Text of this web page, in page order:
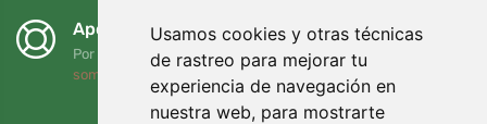
Usamos cookies y otras técnicas
de rastreo para mejorar tu
experiencia de navegación en
nuestra web, para mostrarte
Apoyamos a Trees.org
Por cada pedido plantamos un árbol. Leer más
somos